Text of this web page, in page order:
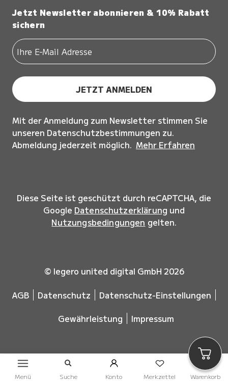
Menü Suche Konto Merkzettel Warenkorb
Jetzt Newsletter abonnieren & 10% Rabatt
sichern
JETZT ANMELDEN
Mit der Anmeldung zum Newsletter stimmen Sie
unseren Datenschutzbestimmungen zu.
Abmeldung jederzeit möglich. Mehr Erfahren
© legero united digital GmbH 2026
AGB
Datenschutz
Datenschutz-Einstellungen
Gewährleistung
Impressum
Diese Seite ist geschützt durch reCAPTCHA, die
Google Datenschutzerklärung und
Nutzungsbedingungen gelten.